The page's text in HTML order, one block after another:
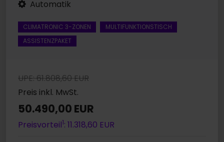
Automatik
CLIMATRONIC 3-ZONEN
MULTIFUNKTIONSTISCH
ASSISTENZPAKET
UPE: 61.808,60 EUR
Preis inkl. MwSt.
50.490,00 EUR
Preisvorteil1: 11.318,60 EUR